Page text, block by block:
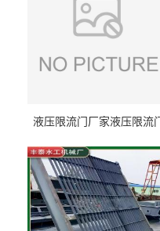
液压限流门厂家液压限流门
泰制造